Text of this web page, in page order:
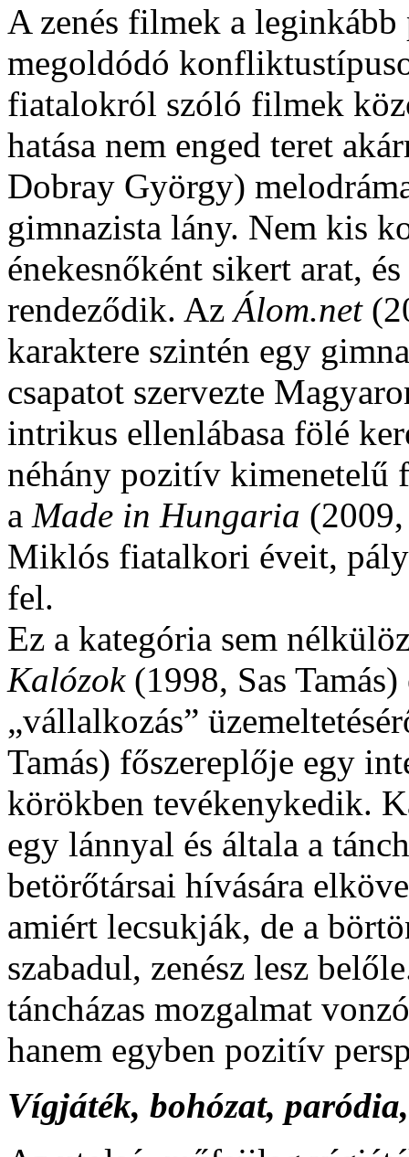
A zenés filmek a
megoldódó
fiatalokról szóló filmek
hatása nem enged teret
Dobray György)
gimnazista lány. Nem kis
énekesnőként sikert arat,
rendeződik. AzÁlom.net
karaktere szintén egy
csapatot szervezte
intrikus ellenlábasa fölé
néhány pozitív kimenetelű
a Made in Hungaria
Miklós fiatalkori éveit,
fel.
Ez a kategória sem
Kalózok(1998, Sas
„vállalkozás”
Tamás) főszereplője egy
körökben tevékenykedik.
egy lánnyal és általa a
betörőtársai hívására
amiért lecsukják, de a
szabadul, zenész lesz
táncházas mozgalmat
hanem egyben pozitív
Vígjáték, bohózat,